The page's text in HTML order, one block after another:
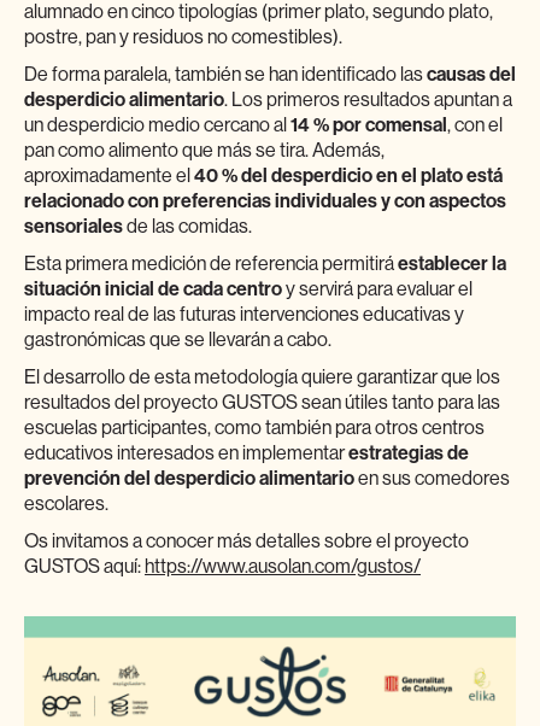
alumnado en cinco tipologías (primer plato, segundo plato,
postre, pan y residuos no comestibles).
De forma paralela, también se han identificado lascausas del
desperdicio alimentario. Los primeros resultados apuntan a
un desperdicio medio cercano al 14 % por comensal , con el
pan como alimento que más se tira. Además,
aproximadamente el 40 % del desperdicio en el platoestá
relacionado con preferencias individuales y con aspectos
sensorialesde las comidas.
Esta primera medición de referencia permitiráestablecer la
situación inicial de cada centroy servirá para evaluar el
impacto real de las futuras intervenciones educativas y
gastronómicas que se llevarán a cabo.
El desarrollo de esta metodología quiere garantizar que los
resultados del proyecto GUSTOS sean útiles tanto para las
escuelas participantes, como también para otros centros
educativos interesados en implementarestrategias de
prevención del desperdicio alimentarioen sus comedores
escolares.
Os invitamos a conocer más detalles sobre el proyecto
GUSTOS aquí: https://www.ausolan.com/gustos/